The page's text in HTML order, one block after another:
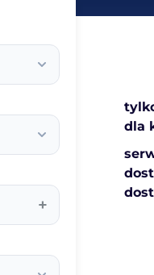
+
dla